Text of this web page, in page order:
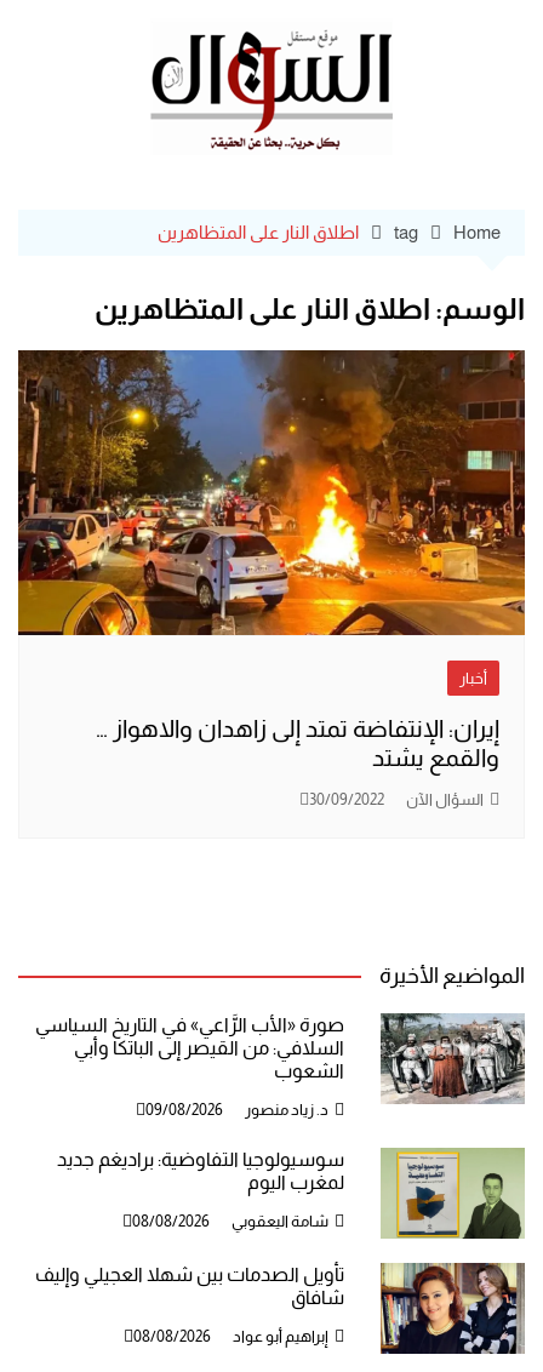
Home
tag اطلاق النار على المتظاهرين
الوسم: اطلاق النار على المتظاهرين
أخبار
إيران: الإنتفاضة تمتد إلى زاهدان والاهواز …
والقمع يشتد
السؤال الآن 30/09/2022
المواضيع الأخيرة
صورة «الأب الرَّاعي» في التاريخ السياسي
السلافي: من القيصر إلى الباتكا وأبي
الشعوب
د. زياد منصور 09/08/2026
سوسيولوجيا التفاوضية: براديغم جديد
لمغرب اليوم
شامة اليعقوبي 08/08/2026
تأويل الصدمات بين شهلا العجيلي وإليف
شافاق
إبراهيم أبو عواد 08/08/2026